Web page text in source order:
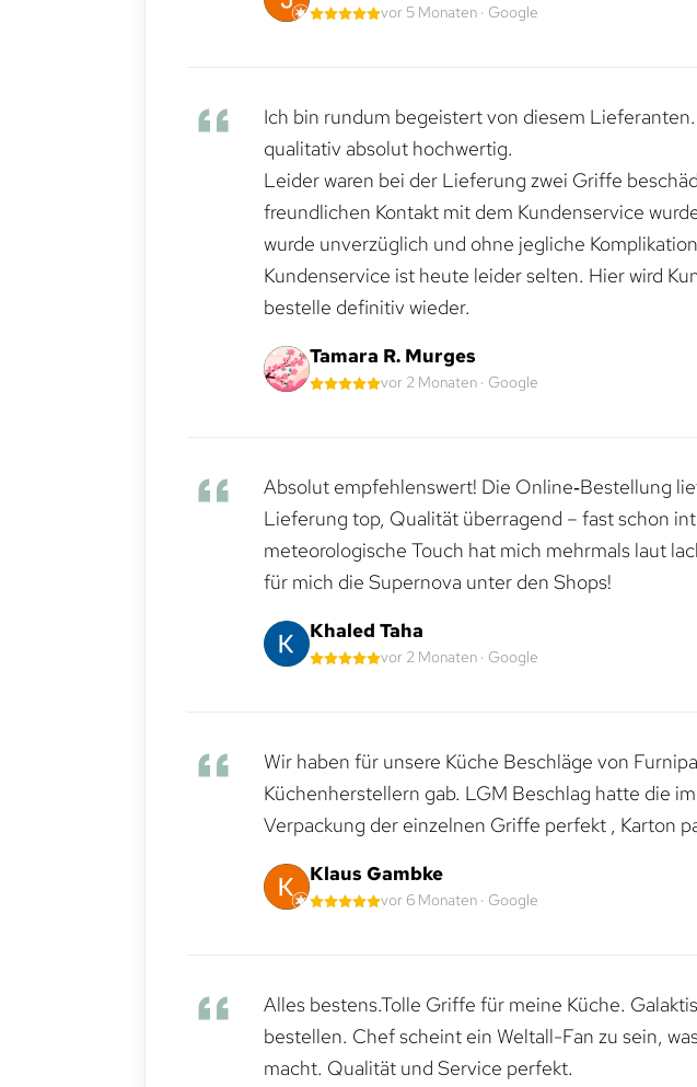
vor 5 Monaten · Google
Ich bin rundum begeistert von diesem
qualitativ absolut hochwertig.
Leider waren bei der Lieferung zwei Griffe
freundlichen Kontakt mit dem Kundenservice
wurde unverzüglich und ohne jegliche
Kundenservice ist heute leider selten. Hier wird
bestelle definitiv wieder.
Tamara R. Murges
vor 2 Monaten · Google
Absolut empfehlenswert! Die Online‑Bestellung
Lieferung top, Qualität überragend – fast schon
meteorologische Touch hat mich mehrmals laut
für mich die Supernova unter den Shops!
Khaled Taha
vor 2 Monaten · Google
Wir haben für unsere Küche Beschläge von
Küchenherstellern gab. LGM Beschlag hatte die
Verpackung der einzelnen Griffe perfekt , Karton
Klaus Gambke
vor 6 Monaten · Google
Alles bestens.Tolle Griffe für meine Küche.
bestellen. Chef scheint ein Weltall-Fan zu sein,
macht. Qualität und Service perfekt.